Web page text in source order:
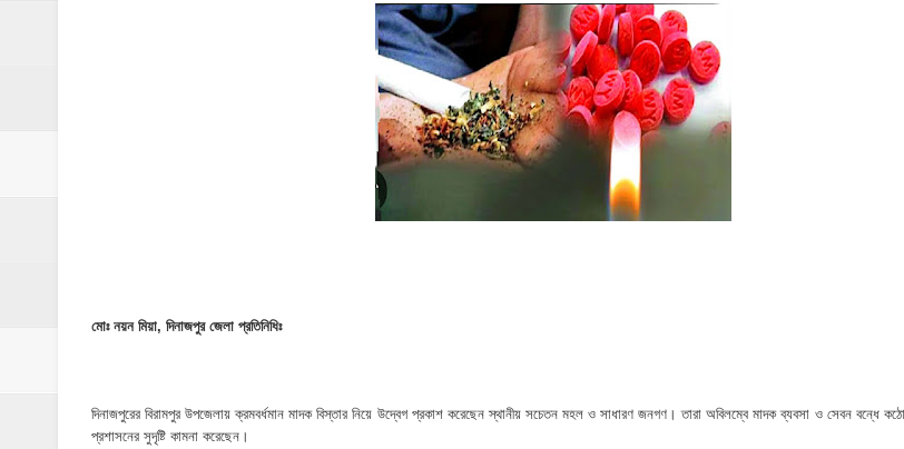
ঝিনাইগাতী থানাকে পিকআপ ভ্যান উপহার
ইসলামপুরে ব্রহ্মপুত্র নদের ভাঙ্গন; চোখের সামনেই ভিটে মাটি হারিয়ে দিশেহারা মানুষ
মনটা আমার কেন যে ভালো লাগে না?- আতিকুর রহমান
ঝিনাইগাতীতে ভাতিজাদের হামলায় চাচী নিহত; হত্যা মামলার প্রস্তুতি
ইসলামপুরে আর্থিক সাক্ষরতা ও লেনদেনে নিরাপত্তা বিষয়ক কর্মশালা ও গ্রাহক সমাবেশ অনুষ্ঠিত
​ইসলামপুর মহলগিরী উচ্চ বিদ্যালয়ে নজিরবিহীন জালিয়াতি; রেজাল্ট ছাড়াই শিক্ষক নিয়োগ
মোঃ নয়ন মিয়া, দিনাজপুর জেলা প্রতিনিধিঃ
দিনাজপুরের বিরামপুর উপজেলায় ক্রমবর্ধমান মাদক বিস্তার নিয়ে উদ্বেগ প্রকাশ করেছেন স্থানীয় সচেতন মহল ও সাধারণ জনগণ। তারা অবিলম্বে মাদক ব্যবসা ও সেবন বন্ধে
প্রশাসনের সুদৃষ্টি কামনা করেছেন।